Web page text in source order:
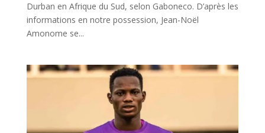
Durban en Afrique du Sud, selon Gaboneco. D’après les
informations en notre possession, Jean-Noël
Amonome se...